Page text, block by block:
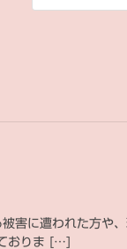
害に遭われた方や
おりま […]